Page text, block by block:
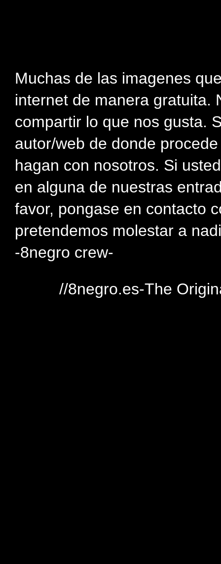
Muchas de las imagenes
internet de manera gratuita.
compartir lo que nos gusta.
autor/web de donde
hagan con nosotros. Si
en alguna de nuestras
favor, pongase en contacto
pretendemos molestar a
-8negro crew-
//8negro.es-The